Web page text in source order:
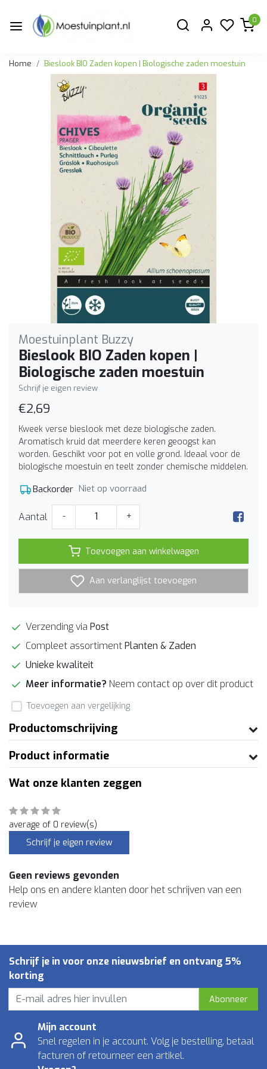
0
Home Bieslook BIO Zaden kopen | Biologische zaden moestuin
Moestuinplant Buzzy
Bieslook BIO Zaden kopen |
Biologische zaden moestuin
Schrijf je eigen review
€2,69
Kweek verse bieslook met deze biologische zaden.
Aromatisch kruid dat meerdere keren geoogst kan
worden. Geschikt voor pot en volle grond. Ideaal voor de
biologische moestuin en teelt zonder chemische middelen.
Backorder Niet op voorraad
Aantal - +
Toevoegen aan winkelwagen
Aan verlanglijst toevoegen
Verzending via Post
Compleet assortimentPlanten & Zaden
Unieke kwaliteit
Meer informatie? Neem contact op over dit product
Toevoegen aan vergelijking
Productomschrijving
Product informatie
Wat onze klanten zeggen
average of 0 review(s)
Schrijf je eigen review
Geen reviews gevonden
Help ons en andere klanten door het schrijven van een
review
Schrijf je in voor onze nieuwsbrief en ontvang 5%
korting
Abonneer
Mijn account
Snel regelen in je account. Volg je bestelling, betaal
facturen of retourneer een artikel.